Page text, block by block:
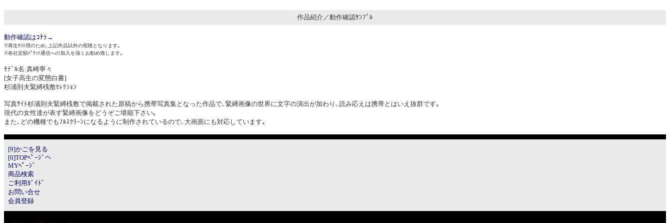
作品紹介／動作確認ｻﾝﾌﾟﾙ
動作確認はｺﾁﾗ→
※再生ﾃｽﾄ用のため､上記作品以外の視聴となります｡
※各社定額ﾊﾟｹｯﾄ通信への加入を強くお勧め致します｡
ﾓﾃﾞﾙ名:真崎寧々
[女子高生の変態白書]
杉浦則夫緊縛桟敷ｾﾚｸｼｮﾝ
写真ｻｲﾄ杉浦則夫緊縛桟敷で掲載された原稿から携帯写真集となった作品で､緊縛画像の世界に文字の演出が加わり､読み応えは携帯とはいえ抜群です｡
現代の女性達が表す緊縛画像をどうぞご堪能下さい｡
また､どの機種でもﾌﾙｽｸﾘｰﾝになるように制作されているので､大画面にも対応しています｡
[9]かごを見る
[0]TOPﾍﾟｰｼﾞへ
MYﾍﾟｰｼﾞ
商品検索
ご利用ｶﾞｲﾄﾞ
お問い合せ
会員登録